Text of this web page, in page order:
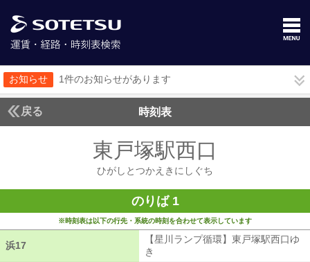
お知らせ 1件のお知らせがあります
戻る 時刻表
東戸塚駅西口
ひがしとつかえきにしぐち
のりば 1
※時刻表は以下の行先・系統の時刻を合わせて表示しています
浜17
【星川ランプ循環】東戸塚駅西口ゆ
き